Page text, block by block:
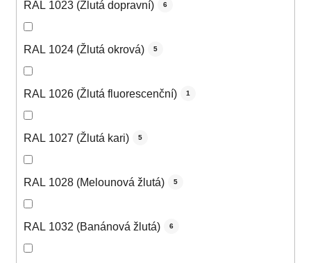
RAL 1023 (Žlutá dopravní) 6
RAL 1024 (Žlutá okrová) 5
RAL 1026 (Žlutá fluorescenční) 1
RAL 1027 (Žlutá kari) 5
RAL 1028 (Melounová žlutá) 5
RAL 1032 (Banánová žlutá) 6